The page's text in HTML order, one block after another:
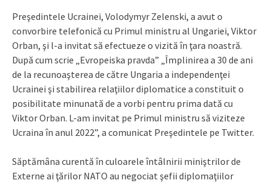
Preşedintele Ucrainei, Volodymyr Zelenski, a avut o
convorbire telefonică cu Primul ministru al Ungariei, Viktor
Orban, şi l-a invitat să efectueze o vizită în ţara noastră.
După cum scrie „Evropeiska pravda” „Împlinirea a 30 de ani
de la recunoaşterea de către Ungaria a independenţei
Ucrainei şi stabilirea relaţiilor diplomatice a constituit o
posibilitate minunată de a vorbi pentru prima dată cu
Viktor Orban. L-am invitat pe Primul ministru să viziteze
Ucraina în anul 2022”, a comunicat Preşedintele pe Twitter.
Săptămâna curentă în culoarele întâlnirii miniştrilor de
Externe ai ţărilor NATO au negociat şefii diplomaţiilor